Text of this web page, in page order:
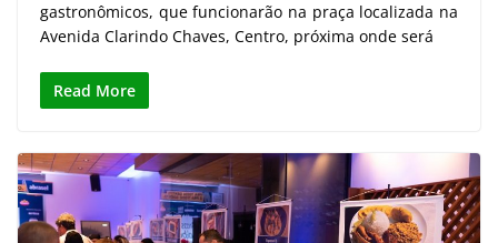
gastronômicos, que funcionarão na praça localizada na
Avenida Clarindo Chaves, Centro, próxima onde será
Read More